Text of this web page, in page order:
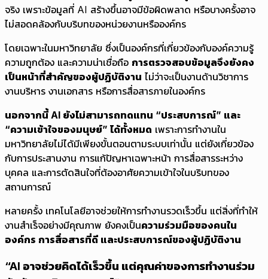
จริง เพราะข้อมูลที่ AI สร้างขึ้นอาจมีข้อผิดพลาด หรือบางครั้งอาจ
ไม่สอดคล้องกับบริบทของหน่วยงานหรือองค์กร
โดยเฉพาะในมหาวิทยาลัย ซึ่งเป็นองค์กรที่เกี่ยวข้องกับองค์ความรู้
ความถูกต้อง และความน่าเชื่อถือ การตรวจสอบข้อมูลจึงยังคง
เป็นหน้าที่สำคัญของผู้ปฏิบัติงาน ไม่ว่าจะเป็นงานด้านวิชาการ
งานบริหาร งานเอกสาร หรือการสื่อสารภายในองค์กร
นอกจากนี้ AI ยังไม่สามารถทดแทน “ประสบการณ์” และ
“ความเข้าใจของมนุษย์” ได้ทั้งหมด เพราะการทำงานใน
มหาวิทยาลัยไม่ได้มีเพียงขั้นตอนตามระบบเท่านั้น แต่ยังเกี่ยวข้อง
กับการประสานงาน การแก้ปัญหาเฉพาะหน้า การสื่อสารระหว่าง
บุคคล และการตัดสินใจที่ต้องอาศัยความเข้าใจในบริบทของ
สถานการณ์
หลายครั้ง เทคโนโลยีอาจช่วยให้การทำงานรวดเร็วขึ้น แต่สิ่งที่ทำให้
งานสำเร็จอย่างมีคุณภาพ ยังคงเป็นความร่วมมือของคนใน
องค์กร การสื่อสารที่ดี และประสบการณ์ของผู้ปฏิบัติงาน
“AI อาจช่วยคิดได้เร็วขึ้น แต่คุณค่าของการทำงานร่วม